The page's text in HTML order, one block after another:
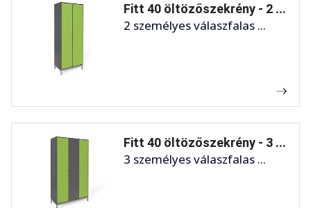
Fitt 40 öltözőszekrény - 2 ...
2 személyes válaszfalas ...
Fitt 40 öltözőszekrény - 3 ...
3 személyes válaszfalas ...